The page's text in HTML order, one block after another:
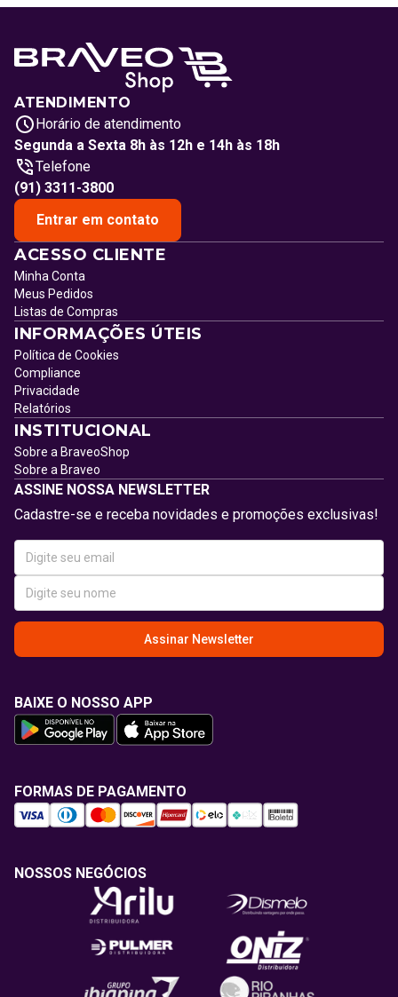
ATENDIMENTO
Horário de atendimento
Segunda a Sexta 8h às 12h e 14h às 18h
Telefone
(91) 3311-3800
Entrar em contato
ACESSO CLIENTE
Minha Conta
Meus Pedidos
Listas de Compras
INFORMAÇÕES ÚTEIS
Política de Cookies
Compliance
Privacidade
Relatórios
INSTITUCIONAL
Sobre a BraveoShop
Sobre a Braveo
ASSINE NOSSA NEWSLETTER
Cadastre-se e receba novidades e promoções exclusivas!
Assinar Newsletter
BAIXE O NOSSO APP
FORMAS DE PAGAMENTO
NOSSOS NEGÓCIOS